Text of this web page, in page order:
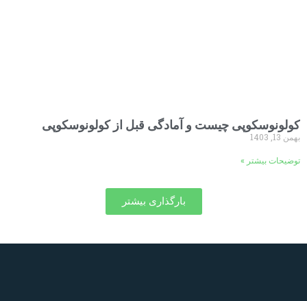
کولونوسکوپی چیست و آمادگی قبل از کولونوسکوپی
بهمن 13, 1403
توضیحات بیشتر »
بارگذاری بیشتر